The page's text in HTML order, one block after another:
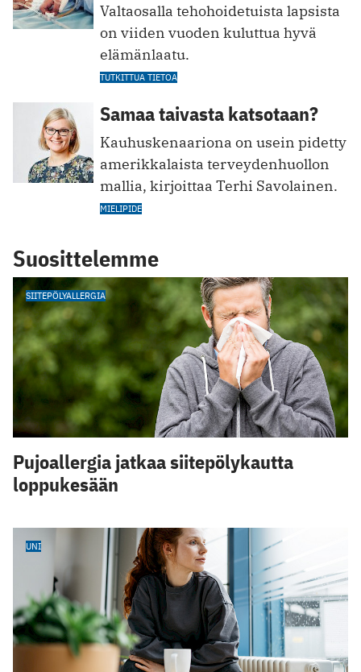
Valtaosalla tehohoidetuista lapsista
on viiden vuoden kuluttua hyvä
elämänlaatu.
TUTKITTUA TIETOA
Samaa taivasta katsotaan?
Kauhuskenaariona on usein pidetty
amerikkalaista terveydenhuollon
mallia, kirjoittaa Terhi Savolainen.
MIELIPIDE
Suosittelemme
SIITEPÖLYALLERGIA
Pujoallergia jatkaa siitepölykautta
loppukesään
UNI